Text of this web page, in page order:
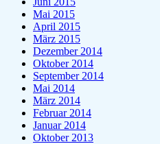
Mai 2015
April 2015
März 2015
Dezember 2014
Oktober 2014
September 2014
Mai 2014
März 2014
Februar 2014
Januar 2014
Oktober 2013